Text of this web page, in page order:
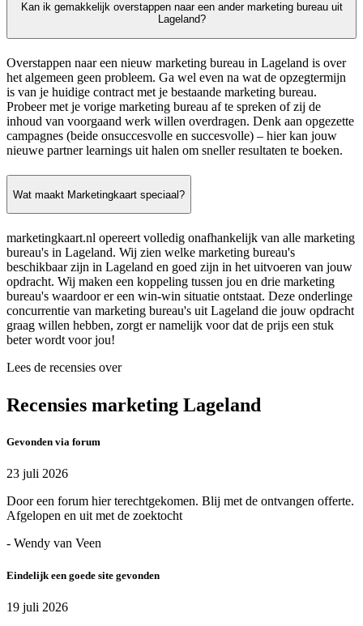
Kan ik gemakkelijk overstappen naar een ander marketing bureau uit
Lageland?
Overstappen naar een nieuw marketing bureau in Lageland is over
het algemeen geen probleem. Ga wel even na wat de opzegtermijn
is van je huidige contract met je bestaande marketing bureau.
Probeer met je vorige marketing bureau af te spreken of zij de
inhoud van voorgaand werk willen overdragen. Denk aan opgezette
campagnes (beide onsuccesvolle en succesvolle) – hier kan jouw
nieuwe partner learnings uit halen om sneller resultaten te boeken.
Wat maakt Marketingkaart speciaal?
marketingkaart.nl opereert volledig onafhankelijk van alle marketing
bureau's in Lageland. Wij zien welke marketing bureau's
beschikbaar zijn in Lageland en goed zijn in het uitvoeren van jouw
opdracht. Wij maken een koppeling tussen jou en drie marketing
bureau's waardoor er een win-win situatie ontstaat. Deze onderlinge
concurrentie van marketing bureau's uit Lageland die jouw opdracht
graag willen hebben, zorgt er namelijk voor dat de prijs een stuk
beter wordt voor jou!
Lees de recensies over
Recensies marketing Lageland
Gevonden via forum
23 juli 2026
Door een forum hier terechtgekomen. Blij met de ontvangen offerte.
Afgelopen en uit met de zoektocht
- Wendy van Veen
Eindelijk een goede site gevonden
19 juli 2026